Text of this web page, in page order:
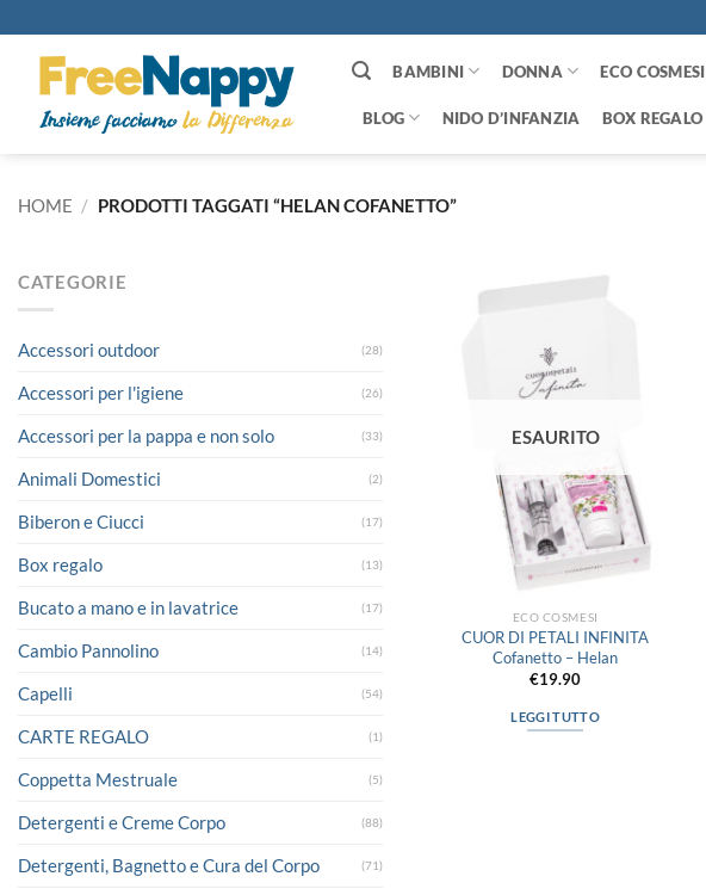
ai
contenuti
BAMBINI DONNA ECO COSMESI
BLOG NIDO D’INFANZIA BOX REGALO
HOME / PRODOTTI TAGGATI “HELAN COFANETTO”
CATEGORIE
Accessori outdoor (28)
Accessori per l'igiene (26)
Accessori per la pappa e non solo (33)
Animali Domestici (2)
Biberon e Ciucci (17)
Box regalo (13)
Bucato a mano e in lavatrice (17)
Cambio Pannolino (14)
Capelli (54)
CARTE REGALO (1)
Coppetta Mestruale (5)
Detergenti e Creme Corpo (88)
Detergenti, Bagnetto e Cura del Corpo (71)
ESAURITO
ECO COSMESI
CUOR DI PETALI INFINITA
Cofanetto – Helan
€19.90
LEGGI TUTTO